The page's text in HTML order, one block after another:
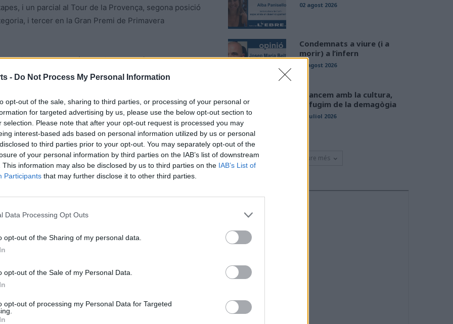
- Do Not Process My Personal Information
opt-out of the sale, sharing to third parties, or processing of your personal or
for targeted advertising by us, please use the below opt-out section to
selection. Please note that after your opt-out request is processed you may
interest-based ads based on personal information utilized by us or personal
to third parties prior to your opt-out. You may separately opt-out of the
of your personal information by third parties on the IAB’s list of downstream
This information may also be disclosed by us to third parties on the IAB’s List of
Participants that may further disclose it to other third parties.
Data Processing Opt Outs
opt-out of the Sharing of my personal data.
opt-out of the Sale of my Personal Data.
opt-out of processing my Personal Data for Targeted
i un parcial al Tour de la Provença, segona posició
i tercer en la Gran Premi de Primavera
Team, a què va arribar després de l’excel·lent
Murias i Caja Rural.
02 agost 2026
Condemnats a viure (i a
morir) a l’infern
01 agost 2026
Avancem amb la cultura,
defugim de la demagògia
31 juliol 2026
Veure més